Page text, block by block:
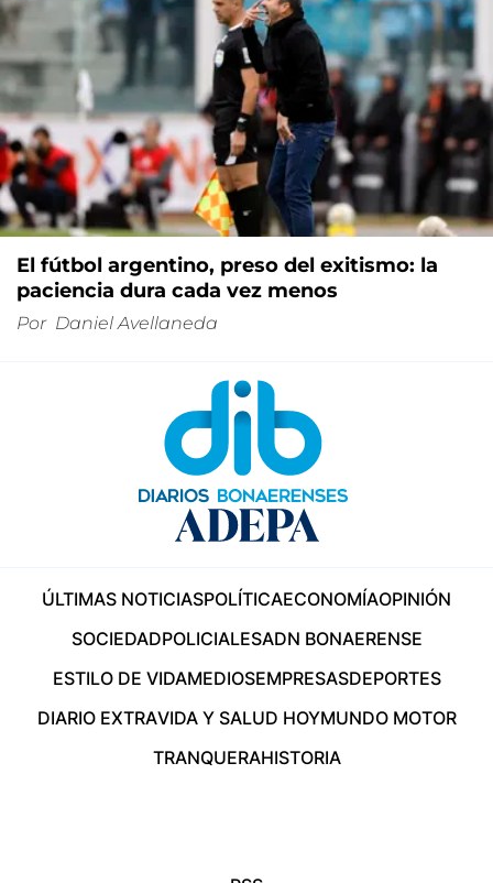
El fútbol argentino, preso del exitismo: la
paciencia dura cada vez menos
Por Daniel Avellaneda
ÚLTIMAS NOTICIASPOLÍTICAECONOMÍAOPINIÓN
SOCIEDADPOLICIALESADN BONAERENSE
ESTILO DE VIDAMEDIOSEMPRESASDEPORTES
DIARIO EXTRAVIDA Y SALUD HOYMUNDO MOTOR
TRANQUERAHISTORIA